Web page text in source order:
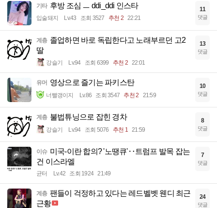
기타 후방 조심 ㅡ ddi_ddi 인스타
입술돼지 Lv.43 조회 3527 추천 2 22:21
11
댓글
계층 졸업하면 바로 독립한다고 노래부르던 고2
딸
강슬기 Lv.94 조회 6399 추천 2 22:01
13
댓글
유머 영상으로 즐기는 파키스탄
너빨갱이지 Lv.86 조회 3547 추천 2 21:59
10
댓글
계층 불법튜닝으로 잡힌 경차
강슬기 Lv.94 조회 5076 추천 1 21:59
8
댓글
이슈 미국-이란 합의? '노땡큐'‥트럼프 발목 잡는
건 이스라엘
균터 Lv.42 조회 1924 21:49
7
댓글
계층 팬들이 걱정하고 있다는 레드벨벳 웬디 최근
근황
24
댓글